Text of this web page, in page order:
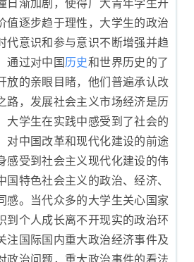
日渐加剧，使得广大青年学生开
值逐步趋于理性，大学生的政治
代意识和参与意识不断增强并趋
通过对中国 历史和世界历史的了
放的亲眼目睹，他们普遍承认改
路，发展社会主义市场经济是历
大学生在实践中感受到了社会的
对中国改革和现代化建设的前途
感受到社会主义现代化建设的伟
国特色社会主义的政治、经济、
感。当代众多的大学生关心国家
到个人成长离不开现实的政治环
注国际国内重大政治经济事件及